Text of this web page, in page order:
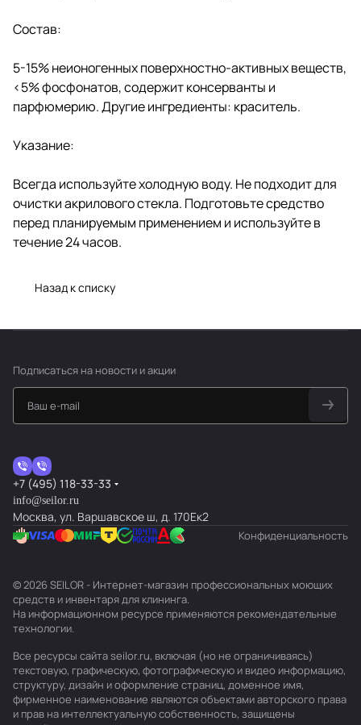
Состав:
5-15% неионогенных поверхностно-активных веществ,
<5% фосфонатов, содержит консерванты и
парфюмерию. Другие ингредиенты: краситель.
Указание:
Всегда используйте холодную воду. Не подходит для
очистки акрилового стекла. Подготовьте средство
перед планируемым применением и используйте в
течение 24 часов.
Назад к списку
Подписаться на новости и акции
+7 (495) 118-33-33
info@seilor.ru
Москва, ул. Варшавское ш, д. 170Ек2
Конфиденциальность
© 2026 SEILOR - Интернет-магазин профессиональных моющих
средств и инвентаря для клининга.
На информационном ресурсе применяются рекомендательные
технологии.
Все ресурсы сайта seilor.ru, включая (но не ограничиваясь)
текстовую, графическую, фотографическую и видео информацию,
структуру, дизайн и оформление страниц, доменное имя,
фирменное наименование являются объектами авторского права
и прав на интеллектуальную собственность, защищены